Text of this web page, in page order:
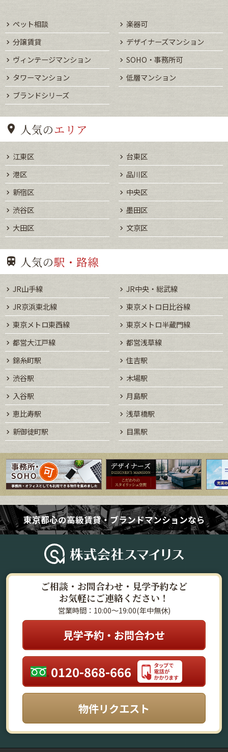
ペット相談
楽器可
分譲賃貸
デザイナーズマンション
ヴィンテージマンション
SOHO・事務所可
タワーマンション
低層マンション
ブランドシリーズ
人気のエリア
江東区
台東区
港区
品川区
新宿区
中央区
渋谷区
墨田区
大田区
文京区
人気の駅・路線
JR山手線
JR中央・総武線
JR京浜東北線
東京メトロ日比谷線
東京メトロ東西線
東京メトロ半蔵門線
都営大江戸線
都営浅草線
錦糸町駅
住吉駅
渋谷駅
木場駅
入谷駅
月島駅
恵比寿駅
浅草橋駅
新御徒町駅
目黒駅
東京都心の高級賃貸・ブランドマンションなら
ご相談・お問合わせ・見学予約など
お気軽にご連絡ください！
営業時間：10:00～19:00(年中無休)
見学予約・お問合わせ
0120-868-666
物件リクエスト